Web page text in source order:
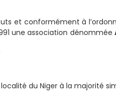
et conformément à
une association dénommée
du Niger à la majorité